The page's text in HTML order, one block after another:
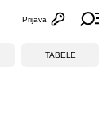
Otvori
Prijava
TABELE